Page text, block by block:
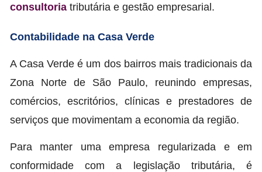
consultoriatributária e gestão empresarial.
Contabilidade na Casa Verde
A Casa Verde é um dos bairros mais tradicionais da
Zona Norte de São Paulo, reunindo empresas,
comércios, escritórios, clínicas e prestadores de
serviços que movimentam a economia da região.
Para manter uma empresa regularizada e em
conformidade com a legislação tributária, é